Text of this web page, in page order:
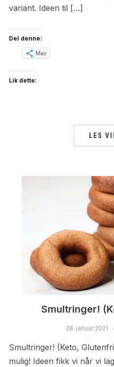
variant. Ideen til […]
Del denne:
Mer
Lik dette:
LES
Smultringer!
28. januar 2021
Smultringer! (Keto,
mulig! Ideen fikk vi når vi